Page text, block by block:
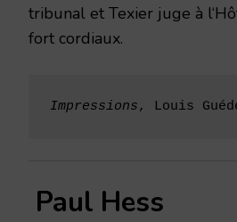
tribunal et Texier juge à
fort cordiaux.
Impressions, Louis
Paul Hess